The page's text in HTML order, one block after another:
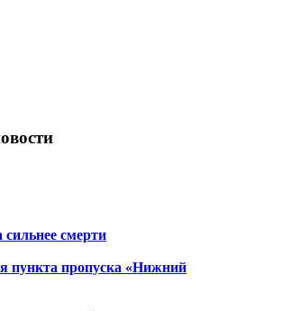
смерти
пункта пропуска «Нижний